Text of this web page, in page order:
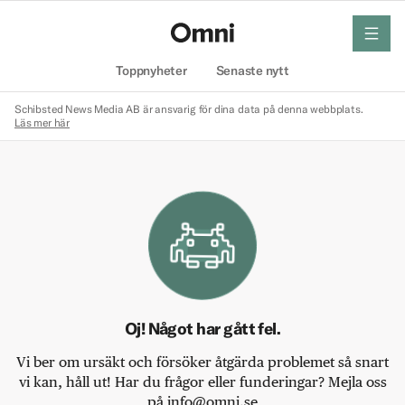
Toppnyheter Senaste nytt
meny
Schibsted News Media AB är ansvarig för dina data på denna webbplats.
Läs mer här
Oj! Något har gått fel.
Vi ber om ursäkt och försöker åtgärda problemet så snart
vi kan, håll ut! Har du frågor eller funderingar? Mejla oss